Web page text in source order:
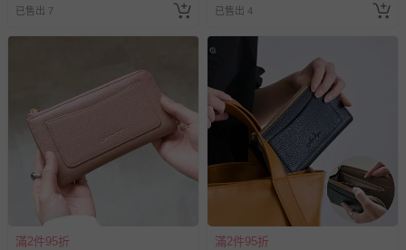
已售出 7 已售出 4
滿2件95折 滿2件95折